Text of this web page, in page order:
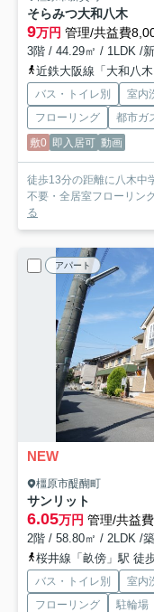
そらみつ大和八木
9万円 管理/共益費
3階 / 44.29㎡ / 1LDK /
近鉄大阪線「大和八
バス・トイレ別 室内
フローリング
都市ガ
敷0 即入居可 動画
徒歩13分の距離に八木中
不要・全居室フローリン
る
アパート
NEW
橿原市醍醐町
サンリット
6.05万円 管理/共益
2階 / 58.80㎡ / 2LDK /
桜井線「畝傍」駅 徒
バス・トイレ別 室内
フローリング
駐輪場